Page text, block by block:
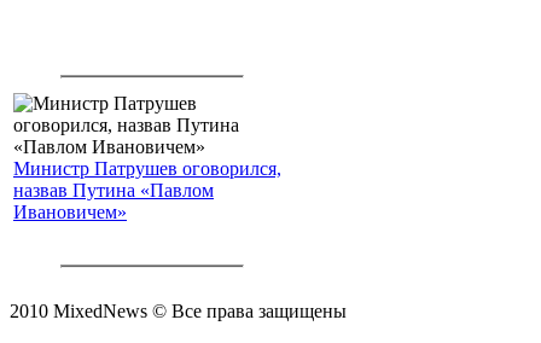
Министр Патрушев оговорился,
назвав Путина «Павлом
Ивановичем»
2010 MixedNews © Все права защищены